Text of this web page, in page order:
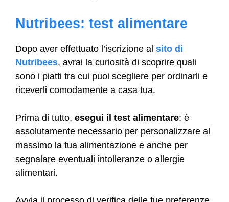
Nutribees: test alimentare
Dopo aver effettuato l’iscrizione al sito di
Nutribees, avrai la curiosità di scoprire quali
sono i piatti tra cui puoi scegliere per ordinarli e
riceverli comodamente a casa tua.
Prima di tutto, esegui il test alimentare: è
assolutamente necessario per personalizzare al
massimo la tua alimentazione e anche per
segnalare eventuali intolleranze o allergie
alimentari.